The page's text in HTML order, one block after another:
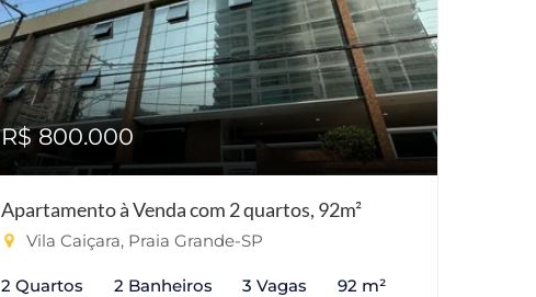
R$ 800.000
Apartamento à Venda com 2 quartos, 92m²
Vila Caiçara, Praia Grande-SP
2 Quartos 2 Banheiros 3 Vagas 92 m²